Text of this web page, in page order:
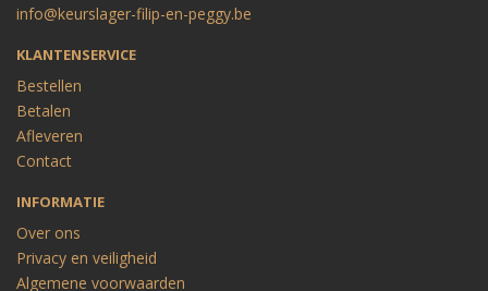
info@keurslager-filip-en-peggy.be
KLANTENSERVICE
Bestellen
Betalen
Afleveren
Contact
INFORMATIE
Over ons
Privacy en veiligheid
Algemene voorwaarden